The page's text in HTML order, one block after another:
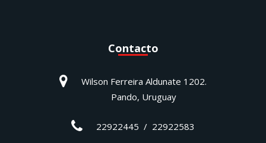
Contacto
Wilson Ferreira Aldunate 1202.
Pando, Uruguay
22922445 / 22922583